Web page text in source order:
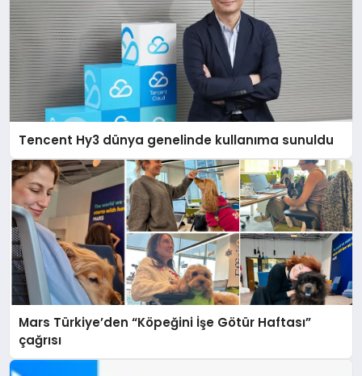
Tencent Hy3 dünya genelinde kullanıma sunuldu
Mars Türkiye’den “Köpeğini İşe Götür Haftası”
çağrısı